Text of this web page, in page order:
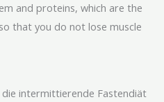
and proteins, which are the
that you do not lose muscle
intermittierende Fastendiät